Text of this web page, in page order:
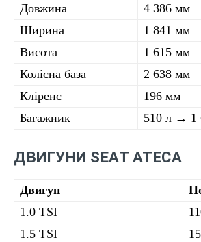
Довжина
4 386 мм
Ширина
1 841 мм
Висота
1 615 мм
Колісна база
2 638 мм
Кліренс
196 мм
Багажник
510 л → 1
ДВИГУНИ SEAT ATECA
Двигун
1.0 TSI
1.5 TSI